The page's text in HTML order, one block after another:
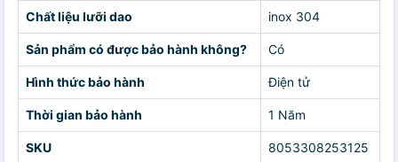
Chất liệu lưỡi dao inox 304
Sản phẩm có được bảo hành không? Có
Hình thức bảo hành Điện tử
Thời gian bảo hành 1 Năm
SKU 8053308253125